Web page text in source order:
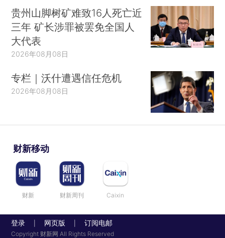
贵州山脚树矿难致16人死亡近
三年 矿长涉罪被罢免全国人
大代表
2026年08月08日
专栏｜沃什遭遇信任危机
2026年08月08日
财新移动
财新 财新周刊 Caixin
登录 网页版 订阅电邮
Copyright 财新网 All Rights Reserved